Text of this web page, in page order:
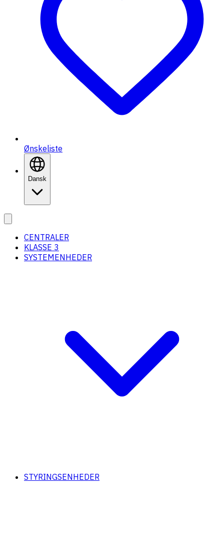
Ønskeliste
Dansk
CENTRALER
KLASSE 3
SYSTEMENHEDER
STYRINGSENHEDER